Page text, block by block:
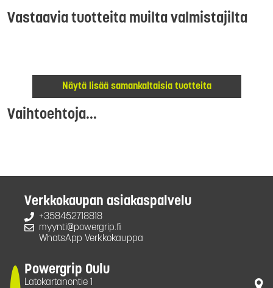
Vastaavia tuotteita muilta valmistajilta
Näytä lisää samankaltaisia tuotteita
Vaihtoehtoja...
Verkkokaupan asiakaspalvelu
+358452718818
myynti@powergrip.fi
WhatsApp Verkkokauppa
Powergrip Oulu
Latokartanontie 1